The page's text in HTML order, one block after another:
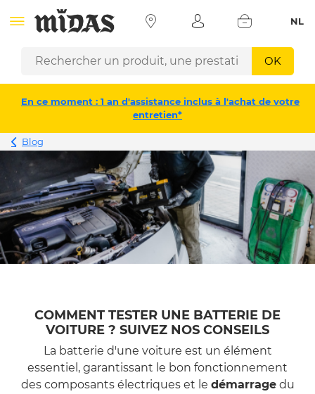
NL
OK
En ce moment : 1 an d'assistance inclus à l'achat de votre
entretien*
Blog
COMMENT TESTER UNE BATTERIE DE
VOITURE ? SUIVEZ NOS CONSEILS
La batterie d'une voiture est un élément
essentiel, garantissant le bon fonctionnement
des composants électriques et le démarragedu